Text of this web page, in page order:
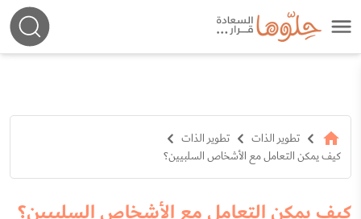
تطوير الذات
تطوير الذات
كيف يمكن التعامل مع الأشخاص السلبيين؟